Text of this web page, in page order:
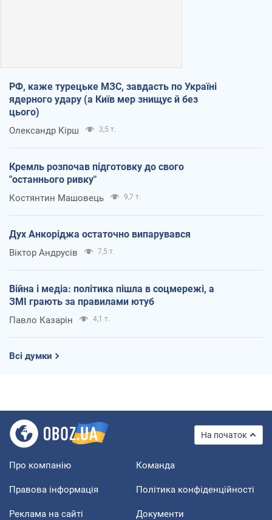
РФ, каже турецьке МЗС, завдасть по Україні
ядерного удару (а Київ мер знищує й без
цього)
Олександр Кірш 3,5 т.
Кремль розпочав підготовку до свого
"останнього ривку"
Костянтин Машовець 9,7 т.
Дух Анкоріджа остаточно випарувався
Віктор Андрусів 7,5 т.
Війна і медіа: політика пішла в соцмережі, а
ЗМІ грають за правилами ютуб
Павло Казарін 4,1 т.
Всі думки
На початок
Про компанію Команда
Правова інформація Політика конфіденційності
Реклама на сайті Документи